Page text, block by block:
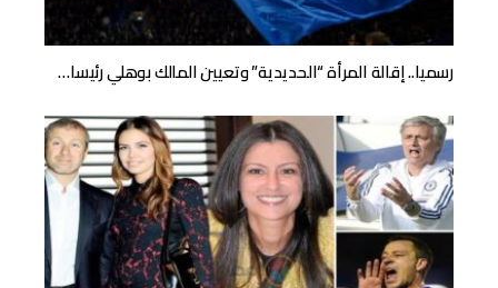
رسميا.. إقالة المرأة “الحديدية” وتعيين المالك بوهلي رئيسا…